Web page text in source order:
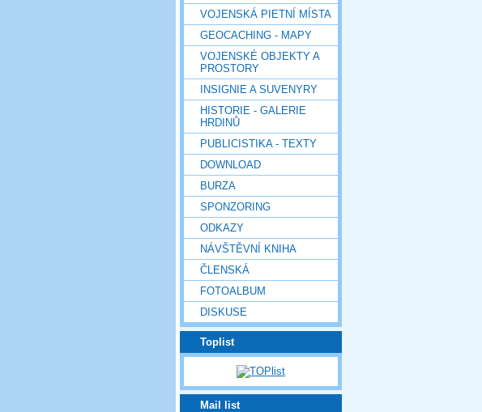
VOJENSKÁ PIETNÍ MÍSTA
GEOCACHING - MAPY
VOJENSKÉ OBJEKTY A
PROSTORY
INSIGNIE A SUVENYRY
HISTORIE - GALERIE
HRDINŮ
PUBLICISTIKA - TEXTY
DOWNLOAD
BURZA
SPONZORING
ODKAZY
NÁVŠTĚVNÍ KNIHA
ČLENSKÁ
FOTOALBUM
DISKUSE
Toplist
Mail list